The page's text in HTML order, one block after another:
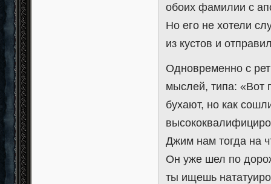
обоих фамилии с
Но его не хотели
из кустов и
Одновременно с
мыслей, типа: «Вот
бухают, но как
Джим нам тогда на
Он уже шел по
ты ищешь